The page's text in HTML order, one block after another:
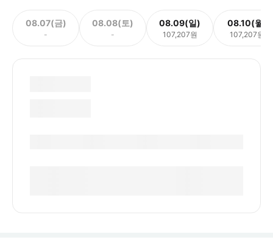
08.07(금)
-
08.08(토)
-
08.09(일)
107,207원
08.10(월)
107,207원